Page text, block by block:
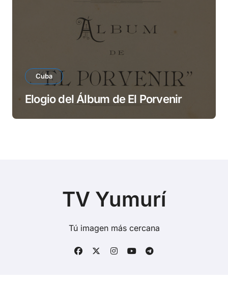
Cuba
Elogio del Álbum de El Porvenir
TV Yumurí
Tú imagen más cercana